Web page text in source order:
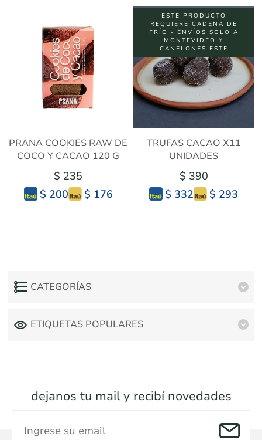
PRANA COOKIES RAW DE
COCO Y CACAO 120 G
$ 235
$ 200
$ 176
ESTE PRODUCTO
REQUIERE CADENA DE
FRÍO - ENVÍOS SOLO A
MONTEVIDEO Y
CANELONES ESTE
TRUFAS CACAO X11
UNIDADES
$ 390
$ 332
$ 293
CATEGORÍAS
ETIQUETAS POPULARES
dejanos tu mail y recibí novedades